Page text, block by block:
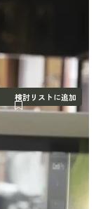
検討リストに追加